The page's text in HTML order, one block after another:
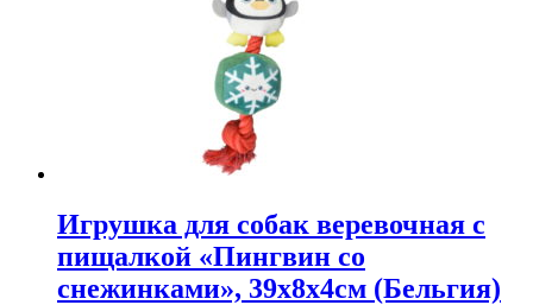
Игрушка для собак веревочная с
пищалкой «Пингвин со
снежинками», 39x8x4см (Бельгия)